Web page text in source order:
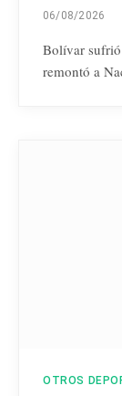
06/08/2026
Bolívar sufrió
remontó a
OTROS